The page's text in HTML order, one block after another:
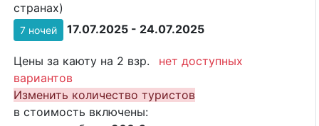
странах)
7 ночей 17.07.2025 - 24.07.2025
Цены за каюту на 2 взр.
нет доступных
вариантов
Изменить количество туристов
в стоимость включены: